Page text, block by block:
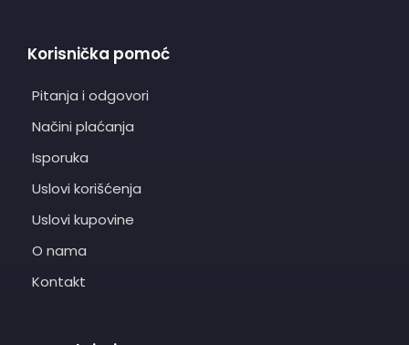
Korisnička pomoć
Pitanja i odgovori
Načini plaćanja
Isporuka
Uslovi korišćenja
Uslovi kupovine
O nama
Kontakt